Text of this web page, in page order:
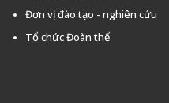
Đơn vị đào tạo - nghiên cứu
Tổ chức Đoàn thể